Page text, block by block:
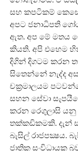
සහ කපටිකම්
අපට ජනාධිපති
ඇත. අප මේ මතය
කියති. අපි එහෙම
දිගින් දිගටම කරන
සිතෙන්නේ නැද්ද
චක්‍රමාලයම
සහන සේවා
කරන රෙගුලාසි
තක්කඩිකමකි. දැන්
බැසිල් රාජපක්‍ෂය.
ජාතික සංවිධායක